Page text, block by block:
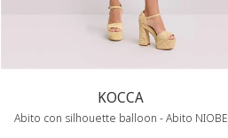
KOCCA
Abito con silhouette balloon - Abito NIOBE